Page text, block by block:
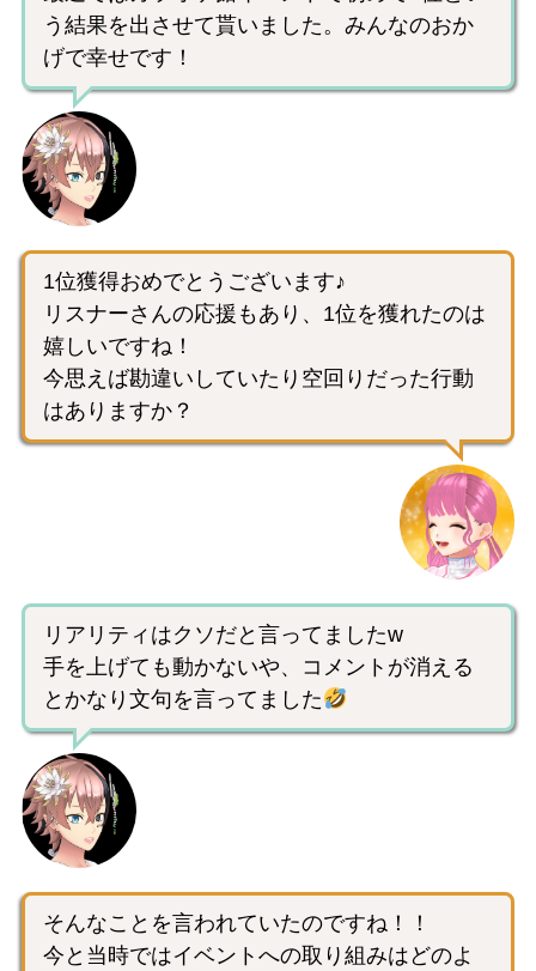
う結果を出させて貰いました。みんなのおか
げで幸せです！
1位獲得おめでとうございます♪
リスナーさんの応援もあり、1位を獲れたのは
嬉しいですね！
今思えば勘違いしていたり空回りだった行動
はありますか？
リアリティはクソだと言ってましたw
手を上げても動かないや、コメントが消える
とかなり文句を言ってました
そんなことを言われていたのですね！！
今と当時ではイベントへの取り組みはどのよ